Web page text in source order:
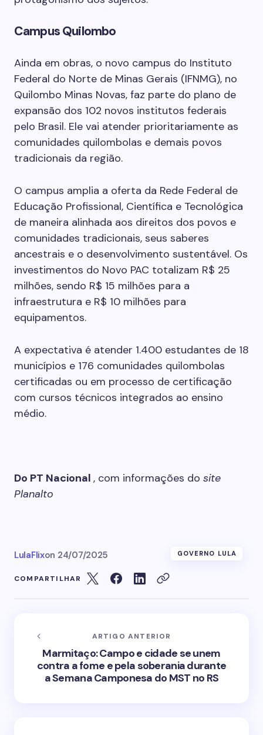
Campus Quilombo
Ainda em obras, o novo campus do Instituto
Federal do Norte de Minas Gerais (IFNMG), no
Quilombo Minas Novas, faz parte do plano de
expansão dos 102 novos institutos federais
pelo Brasil. Ele vai atender prioritariamente as
comunidades quilombolas e demais povos
tradicionais da região.
O campus amplia a oferta da Rede Federal de
Educação Profissional, Científica e Tecnológica
de maneira alinhada aos direitos dos povos e
comunidades tradicionais, seus saberes
ancestrais e o desenvolvimento sustentável. Os
investimentos do Novo PAC totalizam R$ 25
milhões, sendo R$ 15 milhões para a
infraestrutura e R$ 10 milhões para
equipamentos.
A expectativa é atender 1.400 estudantes de 18
municípios e 176 comunidades quilombolas
certificadas ou em processo de certificação
com cursos técnicos integrados ao ensino
médio.
Do PT Nacional , com informações do site
Planalto
LulaFlixon 24/07/2025 GOVERNO LULA
COMPARTILHAR
ARTIGO ANTERIOR
Marmitaço: Campo e cidade se unem
contra a fome e pela soberania durante
a Semana Camponesa do MST no RS